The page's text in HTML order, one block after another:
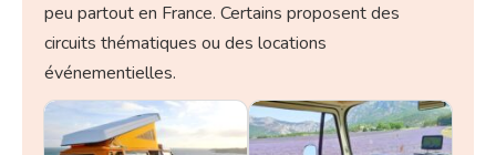
peu partout en France. Certains proposent des
circuits thématiques ou des locations
événementielles.